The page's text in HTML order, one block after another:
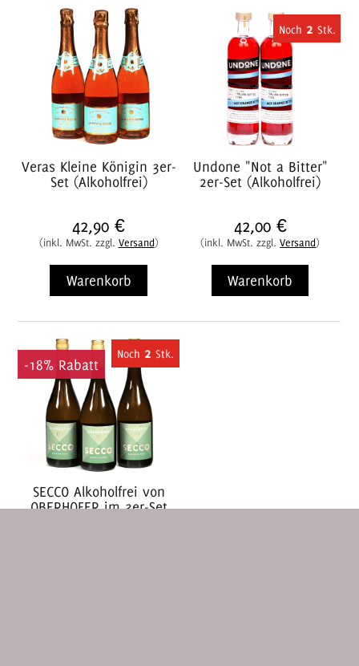
Veras Kleine Königin 3er-
Set (Alkoholfrei)
42,90 €
(inkl. MwSt. zzgl. Versand)
Warenkorb
2
Undone "Not a Bitter"
2er-Set (Alkoholfrei)
42,00 €
(inkl. MwSt. zzgl.Versand)
Warenkorb
2
SECCO Alkoholfrei von
OBERHOFER im 3er-Set
-18% Rabatt